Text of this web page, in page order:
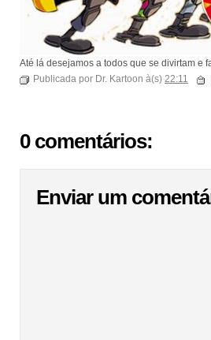
Até lá desejamos a todos que se divirtam e
Publicada por Dr. Kartoon à(s) 22:11
0 comentários:
Enviar um